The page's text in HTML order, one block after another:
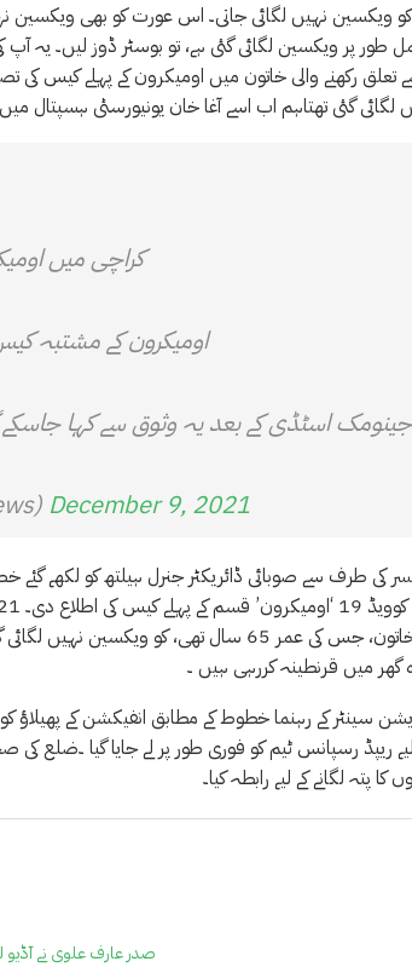
کو ویکسین نہیں لگائی جاتی۔ اس عورت کو بھی ویکسین
طور پر ویکسین لگائی گئی ہے، تو بوسٹر ڈوز لیں۔ یہ
رکھنے والی خاتون میں اومیکرون کے پہلے کیس کی
گئی تھتاہم اب اسے آغا خان یونیورسٹی ہسپتال میں
کراچی میں
اومیکرون کے مشتبہ کیس سے 57 سالہ خاتون
اسٹڈی کے بعد یہ وثوق سے کہا جاسکے
December 9, 2021
کی طرف سے صوبائی ڈائریکٹر جنرل ہیلتھ کو لکھے گئے
کام کے پاس دستیاب ہے، میں کہا گیا ہے کہ خاتون، جس کی
گھر میں قرنطینہ کررہی ہیں ۔
سینٹر کے رہنما خطوط کے مطابق انفیکشن کے پھیلاؤ
ریپڈ رسپانس ٹیم کو فوری طور پر لے جایا گیا ۔ضلع
پتہ لگانے کے لیے رابطہ کیا۔
صدر عارف علوی نے